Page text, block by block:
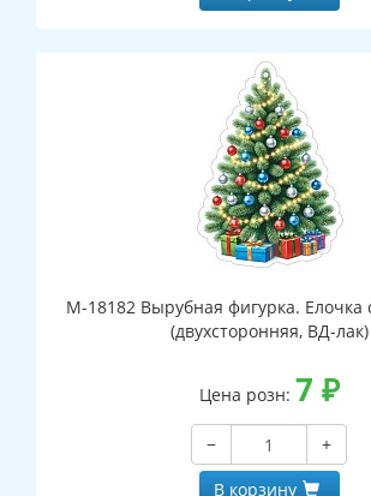
М-18182 Вырубная фигурка. Елочка
(двухсторонняя, ВД-лак)
Цена розн: 7 ₽
−
+
В корзину